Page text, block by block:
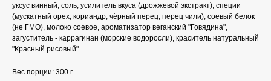
уксус винный, соль, усилитель вкуса (дрожжевой экстракт), специи
(мускатный орех, кориандр, чёрный перец, перец чили), соевый белок
(не ГМО), молоко соевое, ароматизатор веганский "Говядина",
загуститель - каррагинан (морские водоросли), краситель натуральный
"Красный рисовый".
Вес порции: 300 г